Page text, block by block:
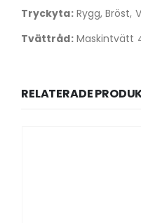
Tryckyta:Rygg, Bröst,
Tvättråd:Maskintvätt
RELATERADE